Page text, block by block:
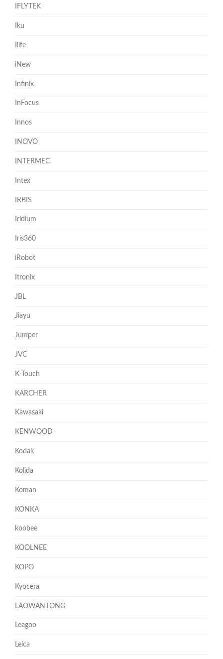
IFLYTEK
Iku
Ilife
iNew
Infinix
InFocus
Innos
INOVO
INTERMEC
Intex
IRBIS
Iridium
Iris360
iRobot
Itronix
JBL
Jiayu
Jumper
JVC
K-Touch
KARCHER
Kawasaki
KENWOOD
Kodak
Kolida
Koman
KONKA
koobee
KOOLNEE
KOPO
Kyocera
LAOWANTONG
Leagoo
Leica